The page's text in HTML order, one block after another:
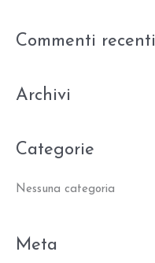
c
Commenti recenti
Archivi
Categorie
Nessuna categoria
Meta